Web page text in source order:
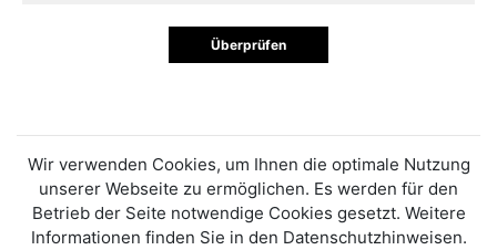
Überprüfen
Wir verwenden Cookies, um Ihnen die optimale Nutzung
unserer Webseite zu ermöglichen. Es werden für den
Betrieb der Seite notwendige Cookies gesetzt. Weitere
Informationen finden Sie in den Datenschutzhinweisen.